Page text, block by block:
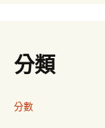
分類
分數